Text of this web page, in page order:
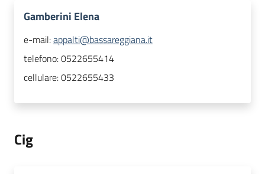
Gamberini Elena
e-mail:appalti@bassareggiana.it
telefono:0522655414
cellulare:0522655433
Cig